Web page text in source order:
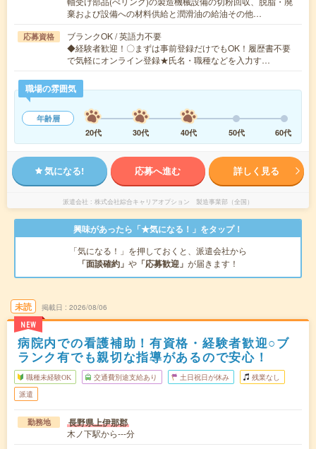
棄および設備への材料供給と潤滑油の給油その他…
応募資格
ブランクOK / 英語力不要
◆経験者歓迎！〇まずは事前登録だけでもOK！履歴書不要
で気軽にオンライン登録★氏名・職種などを入力す…
職場の雰囲気
年齢層
20代
30代 40代 50代 60代
気になる! 応募へ進む 詳しく見る
派遣会社 株式会社綜合キャリアオプション 製造事業部（全国）
興味があったら「★気になる！」をタップ！
「気になる！」を押しておくと、派遣会社から
「面談確約」 や 「応募歓迎」 が届きます！
未読
NEW
掲載日 2026/08/06
病院内での看護補助！有資格・経験者歓迎○ブ
ランク有でも親切な指導があるので安心！
職種未経験OK 交通費別途支給あり 土日祝日が休み 残業なし
派遣
勤務地 長野県上伊那郡
木ノ下駅から---分